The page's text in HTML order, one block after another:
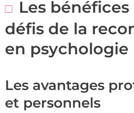
Les
défis de la
en psychologie
Les avantages
et personnels